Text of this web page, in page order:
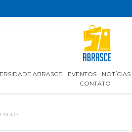
ABRASCE EVENTOS NOTÍCIAS
CONTATO